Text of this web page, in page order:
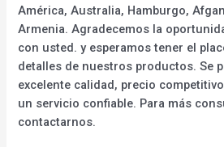
América, Australia, Hamburgo,
Armenia. Agradecemos la
con usted. y esperamos tener el
detalles de nuestros productos. Se
excelente calidad, precio
un servicio confiable. Para más
contactarnos.